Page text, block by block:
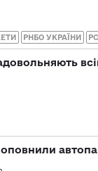
РНБО УКРАЇНИ